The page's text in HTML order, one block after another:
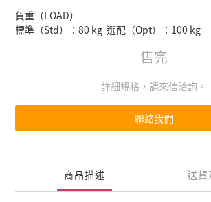
負重（LOAD）
標準（Std）：80 kg  選配（Opt）：100 kg
售完
詳細規格，請來信洽詢。
聯絡我們
商品描述 送貨